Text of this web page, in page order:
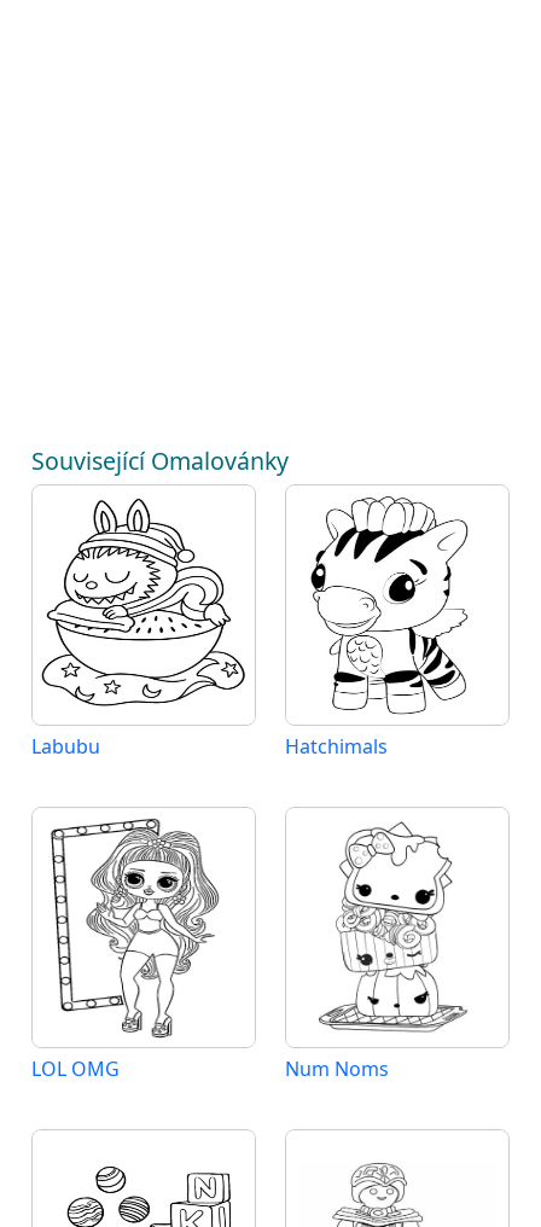
Související Omalovánky
Labubu Hatchimals
LOL OMG Num Noms